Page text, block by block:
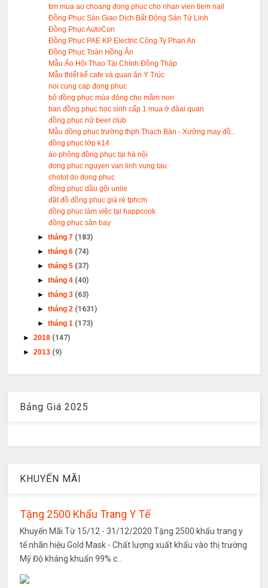
tim mua ao choang đong phuc cho nhan vien tiem nail
Đồng Phục Sàn Giao Dịch Bất Động Sản Tứ Linh
Đồng Phục AutoCon
Đồng Phục PAE KP Electric Công Ty Phan An
Đồng Phục Toàn Hồng Ân
Mẫu Áo Hội Thao Tài Chính Đồng Tháp
Mẫu thiết kế cafe và quan ăn Y Trúc
noi cung cap đong phuc
bộ đồng phục mùa đông cho mầm non
ban đồng phục học sinh cấp 1 mua ở đâai quan
đồng phục nữ beer club
Mẫu đồng phục trường thph Thạch Bàn - Xưởng may đồ...
đồng phục lớp k14
áo phông đồng phục tại hà nội
đong phuc nguyen van linh vung tau
chotot do dong phuc
đồng phục dầu gội unile
đặt đồ đồng phục giá rẻ tphcm
đồng phục làm việc tại happcook
đồng phục sân bay
►tháng 7 (183)
►tháng 6 (74)
►tháng 5 (37)
►tháng 4 (40)
►tháng 3 (63)
►tháng 2 (1631)
►tháng 1 (173)
►2018 (147)
►2013 (9)
Bảng Giá 2025
KHUYẾN MÃI
Tặng 2500 Khẩu Trang Y Tế
Khuyến Mãi Từ 15/12 - 31/12/2020 Tặng 2500 khẩu trang y
tế nhãn hiệu Gold Mask - Chất lượng xuất khẩu vào thị trường
Mỹ Độ kháng khuẩn 99% c...